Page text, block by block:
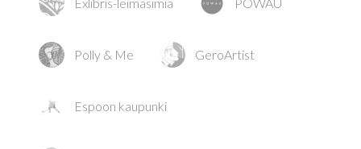
Polly & Me GeroArtist
Espoon kaupunki